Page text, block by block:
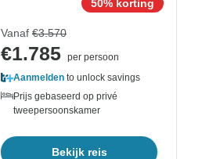
50% korting
Vanaf €3.570
€1.785 per persoon
Aanmelden to unlock savings
Prijs gebaseerd op privé
tweepersoonskamer
Bekijk reis